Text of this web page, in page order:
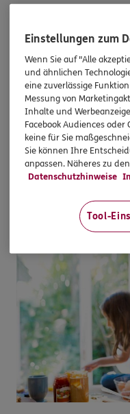
An später denken:
einfach.
Sie können schon
Ihr Angebot an.
Einstellungen zum
Wenn Sie auf "Alle
und ähnlichen
eine zuverlässige
Messung von
Inhalte und
Facebook Audiences oder
keine für Sie
Sie können Ihre
anpassen. Näheres zu
Datenschutzhinweise
Tool-